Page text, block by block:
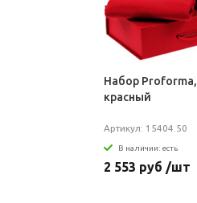
Набор Proforma,
красный
Артикул: 15404.50
В наличии: есть
2 553 руб /шт